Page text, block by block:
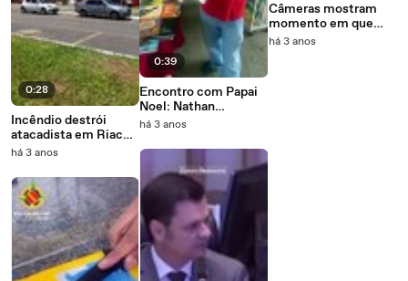
0:28
Incêndio destrói
atacadista em Riacho
Fundo 2
há 3 anos
0:39
Encontro com Papai
Noel: Nathan
Kacowicz muda local
há 3 anos
Câmeras mostram
momento em que
mulher é atacada e
há 3 anos